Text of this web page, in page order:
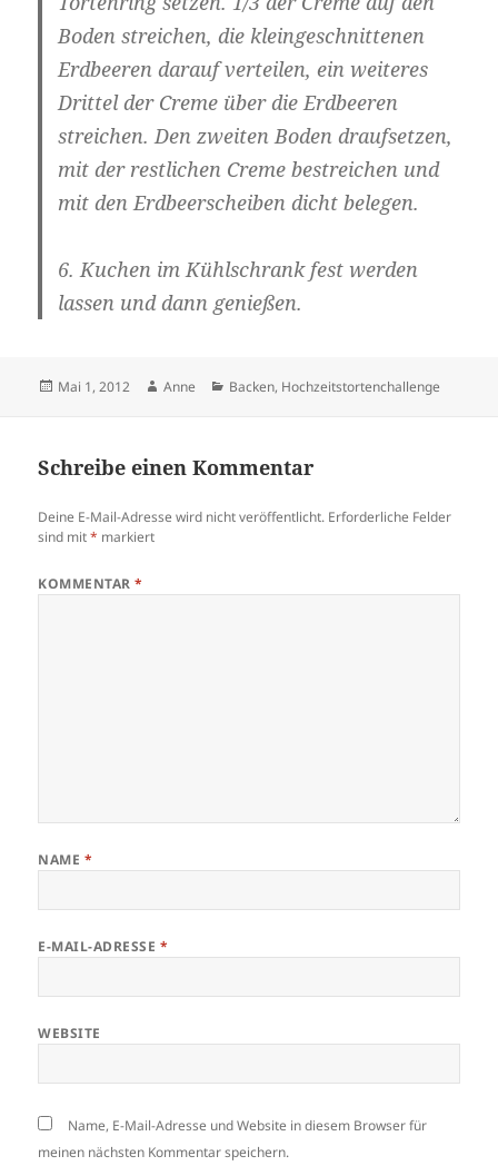
Boden streichen, die kleingeschnittenen
Erdbeeren darauf verteilen, ein weiteres
Drittel der Creme über die Erdbeeren
streichen. Den zweiten Boden draufsetzen,
mit der restlichen Creme bestreichen und
mit den Erdbeerscheiben dicht belegen.
6. Kuchen im Kühlschrank fest werden
lassen und dann genießen.
Veröffentlicht
Mai 1, 2012 Autor
Anne Kategorien
Backen, Hochzeitstortenchallenge
Schreibe einen Kommentar
Deine E-Mail-Adresse wird nicht veröffentlicht. Erforderliche Felder
sind mit* markiert
KOMMENTAR*
NAME *
E-MAIL-ADRESSE *
WEBSITE
Name, E-Mail-Adresse und Website in diesem Browser für
meinen nächsten Kommentar speichern.